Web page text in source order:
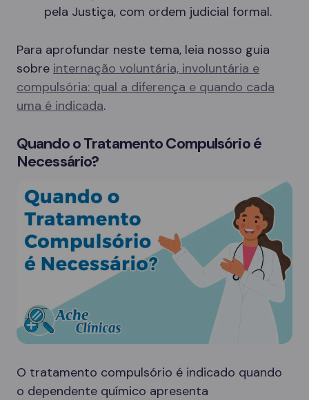
pela Justiça, com ordem judicial formal.
Para aprofundar neste tema, leia nosso guia
sobre internação voluntária, involuntária e
compulsória: qual a diferença e quando cada
uma é indicada.
Quando o Tratamento Compulsório é
Necessário?
O tratamento compulsório é indicado quando
o dependente químico apresenta